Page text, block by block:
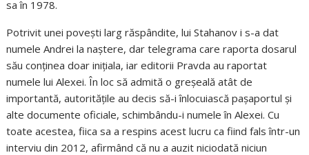
sa în 1978.
Potrivit unei povești larg răspândite, lui Stahanov i s-a dat
numele Andrei la naștere, dar telegrama care raporta dosarul
său conținea doar inițiala, iar editorii Pravda au raportat
numele lui Alexei. În loc să admită o greșeală atât de
importantă, autoritățile au decis să-i înlocuiască pașaportul și
alte documente oficiale, schimbându-i numele în Alexei. Cu
toate acestea, fiica sa a respins acest lucru ca fiind fals într-un
interviu din 2012, afirmând că nu a auzit niciodată niciun